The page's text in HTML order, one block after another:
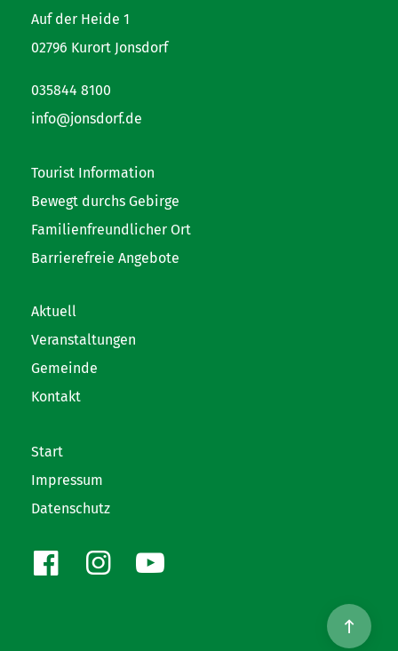
Auf der Heide 1
02796 Kurort Jonsdorf
035844 8100
info@jonsdorf.de
Tourist Information
Bewegt durchs Gebirge
Familienfreundlicher Ort
Barrierefreie Angebote
Aktuell
Veranstaltungen
Gemeinde
Kontakt
Start
Impressum
Datenschutz
FacebookInstagram